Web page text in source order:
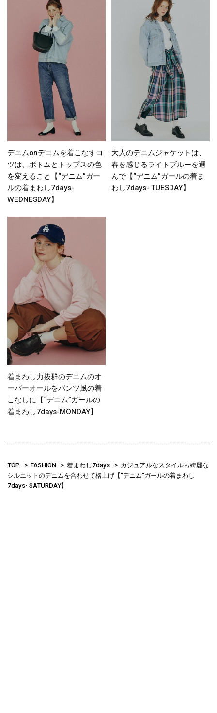
デニムonデニムを着こなすコ
ツは、ボトムとトップスの色
を変えること【“デニム”ガー
ルの着まわし7days-
WEDNESDAY】
大人のデニムジャケットは、
春を感じるライトブルーを選
んで【“デニム”ガールの着ま
わし7days- TUESDAY】
着まわし力抜群のデニムのオ
ーバーオールをパンツ風の着
こなしに【“デニム”ガールの
着まわし7days-MONDAY】
TOP FASHION 着まわし7days
カジュアルなスタイルも綺麗な
シルエットのデニムを合わせて格上げ【“デニム”ガールの着まわし
7days- SATURDAY】